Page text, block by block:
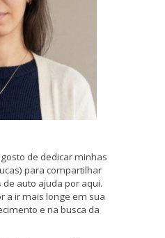
de dedicar minhas
para compartilhar
auto ajuda por aqui.
a ir mais longe em sua
e na busca da